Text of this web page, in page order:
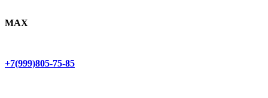
MAX
+7(999)805-75-85